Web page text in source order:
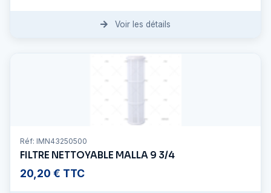
Voir les détails
Réf: IMN43250500
FILTRE NETTOYABLE MALLA 9 3/4
20,20 € TTC